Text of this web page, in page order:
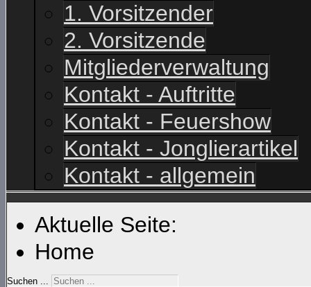
1. Vorsitzender
2. Vorsitzende
Mitgliederverwaltung
Kontakt - Auftritte
Kontakt - Feuershow
Kontakt - Jonglierartikel
Kontakt - allgemein
Aktuelle Seite:
Home
Suchen ...